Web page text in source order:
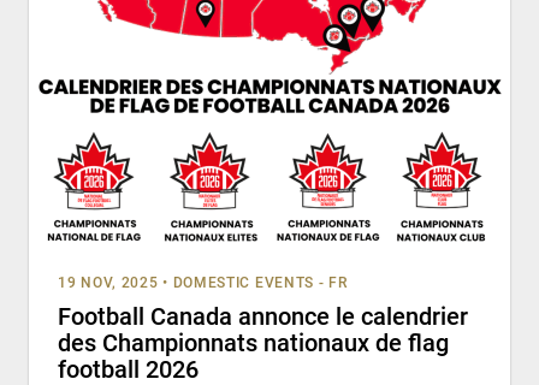
19 NOV, 2025 • DOMESTIC EVENTS - FR
Football Canada annonce le calendrier
des Championnats nationaux de flag
football 2026